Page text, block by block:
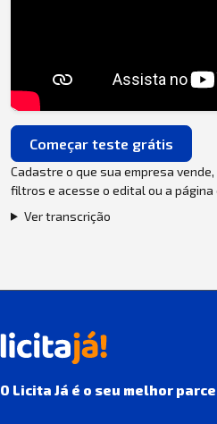
Começar teste grátis
Cadastre o que sua empresa
filtros e acesse o edital ou a página
Ver transcrição
O Licita Já é o seu melhor